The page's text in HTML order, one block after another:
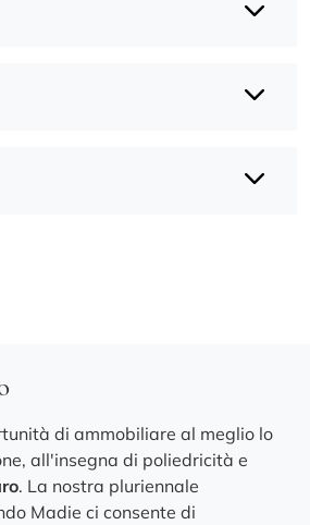
di ammobiliare al meglio lo
all'insegna di poliedricità e
. La nostra pluriennale
Madie ci consente di